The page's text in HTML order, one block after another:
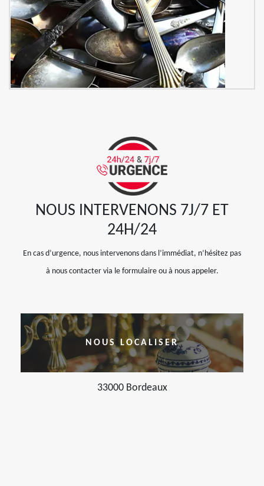
NOUS INTERVENONS 7J/7 ET
24H/24
En cas d’urgence, nous intervenons dans l’immédiat, n’hésitez pas
à nous contacter via le formulaire ou à nous appeler.
NOUS LOCALISER
33000 Bordeaux